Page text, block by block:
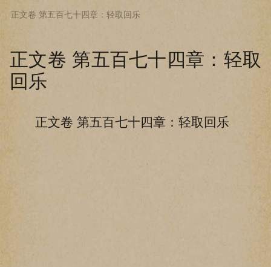
下拉阅读上一章
正文卷 第五百七十四章：轻取
回乐
正文卷 第五百七十四章：轻取回乐
正文卷 第五百七十四章：轻取回乐